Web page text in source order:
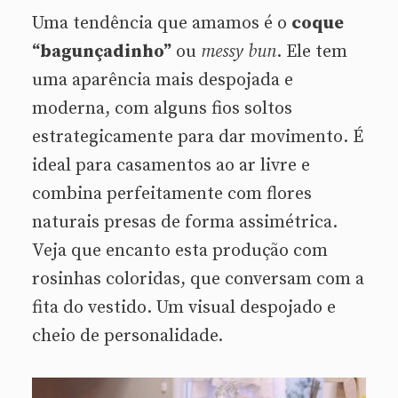
Uma tendência que amamos é o coque
“bagunçadinho” ou messy bun. Ele tem
uma aparência mais despojada e
moderna, com alguns fios soltos
estrategicamente para dar movimento. É
ideal para casamentos ao ar livre e
combina perfeitamente com flores
naturais presas de forma assimétrica.
Veja que encanto esta produção com
rosinhas coloridas, que conversam com a
fita do vestido. Um visual despojado e
cheio de personalidade.